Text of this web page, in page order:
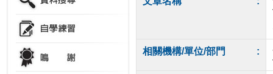
相關機構/單位/部門 :